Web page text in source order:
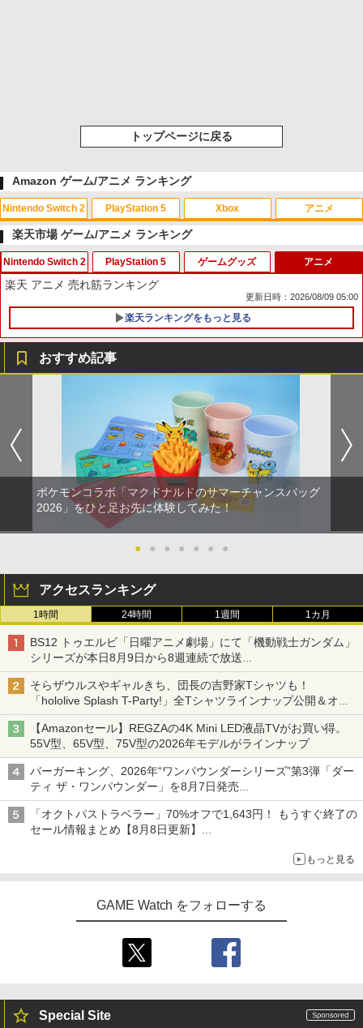
トップページに戻る
Amazon ゲーム/アニメ ランキング
Nintendo Switch 2
1
スプラトゥーン レイダース|オンライン
コード版
￥5,832
￥6,449
Nintendo Switch 2(日本語・国内専用)
￥55,491
ニンテンドープリペイド番号 9000円|オ
ンラインコード版
￥9,000
5
ニンテンドープリペイド番号 5000円|オ
ンラインコード版
￥5,000
PlayStation 5
1
PlayStation 5 デジタル・エディション
日本語専用 Console Language: Japan
ese only (CFI-2200B01)
￥55,000
Beast of Reincarnation -PS5 【特典】
プロダクトコード 封入
￥7,286
【純正品】ディスクドライブ(CFI-ZDD1
J) PlayStation 5
￥11,980
4
【純正品】DualSense ワイヤレスコン
トローラー ミッドナイト ブラック(CFI-
ZCT2J01)
￥10,737
5
【純正品】DualSense ワイヤレスコン
トローラー(CFI-ZCT2J)
￥10,737
Xbox
1
【純正品】Xbox ワイヤレス コントロー
ラー + USB-C® ケーブル
￥8,300
2
【純正品】Xbox ワイヤレス コントロー
ラー (ロボット ホワイト)
￥7,681
3
【純正品】Xbox ワイヤレス コントロー
ラー (カーボンブラック)
B-C ケーブル
￥2,618
5
【国内正規品】Thrustmaster スラスト
マスター TH8S シフター - PC、PS4、P
S5、PS5 Pro、Xbox One、Xbox Serie
s X|S 対応の高精度 H パターン シフター
￥14,141
アニメ
1
劇場版「鬼滅の刃」無限城編 第一章 猗
窩座再来 通常版 [Blu-ray]
￥3,982
窩座再来 通常版 [DVD]
￥3,523
【Amazon.co.jp限定】劇場版モノノ怪
第三章 蛇神 (Amazon.co.jp限定オリジ
ナル三方背収納ケース付きコレクション)
(オリジナル特典:オリジナル巾着＋メー
り来たる！スタジオ描き下ろしイラスト
ボード付) [Blu-ray]
￥10,780
4
劇場版「鬼滅の刃」無限城編 第一章 猗
窩座再来 完全生産限定版 [Blu-ray]
￥8,698
『映画 ラブライブ！蓮ノ空女学院スクー
ルアイドルクラブ Bloom Garden Part
y』Blu-ray（特装限定版）
楽天市場 ゲーム/アニメ ランキング
Nintendo Switch 2
1
【中古】Switch2 たまごっちのプチプチ
おみせっち おまちど−さま！ Nintend
￥4,744
[Switch 2] Star Fox (スターフォックス)
（ダウンロード版）※4,000ポイントま
でご利用可 ■
￥5,480
3
【中古】Switch2 ドンキーコング バナ
ンザ (ニンテンドースイッチ2)
￥6,213
スプラトゥーン レイダース
￥6,507
5
【特典】ファイナルファンタジー レゾナ
ンス Switch2版(【初回封入特典】魔導
船＆かけだし騎士の応援パック・かけだ
PlayStation 5
1
アンサー PS5コントローラ用 プレイアッ
プボタンセット(ブラック)(ANS-PSV003
【8/4-11 当店P5倍!&マラソン!】PS5 縦
置き スタンド 転倒防止 地震対策 傷付き
防止 放熱改善 簡単取り付け Ps5 Slim/P
s5 Pro/Ps5 対応 プレイステーション5 P
layStation 5
3 アストロボット
￥4,968
【楽天ブックス限定特典+特典】空の軌
跡 the 2nd PS5版(DLCチラシ：NEOブ
レイサー・アガット+【早期購入外付特
典】DLCチラシ)
￥7,480
【特典】鬼武者 Way of the Sword(【初
ゲームグッズ
1 【中古】ぷよぷよ通 決定盤
【中古】アイドルマスター アニメ & G4
U!パック VOL.8
￥410
【中古】I.Q FINAL
￥476
【中古】エースコンバット04 シャッター
ドスカイ
￥592
アニメ
楽天 アニメ 売れ筋ランキング
更新日時：2026/08/09 05:00
楽天ランキングをもっと見る
おすすめ記事
ポケモンコラボ「マクドナルドのサマーチャンスバッグ
2026」をひと足お先に体験してみた！
● ● ● ● ● ● ●
アクセスランキング
1時間 24時間 1週間 1カ月
BS12 トゥエルビ「日曜アニメ劇場」にて「機動戦士ガンダム」
シリーズが本日8月9日から8週連続で放送
初回は「機動戦士ガンダム【HDリマスター版】」
そらザウルスやギャルきち、団長の吉野家Tシャツも！
「hololive Splash T-Party!」全Tシャツラインナップ公開＆オン
ライン販売開始
【Amazonセール】REGZAの4K Mini LED液晶TVがお買い得。
55V型、65V型、75V型の2026年モデルがラインナップ
バーガーキング、2026年“ワンパウンダーシリーズ”第3弾「ダー
ティ ザ・ワンパウンダー」を8月7日発売
「特製ガーリックマヨソース」を使用した超大型チーズバーガー
「オクトパストラベラー」70%オフで1,643円！ もうすぐ終了の
セール情報まとめ【8月8日更新】
もっと見る
GAME Watch をフォローする
Special Site